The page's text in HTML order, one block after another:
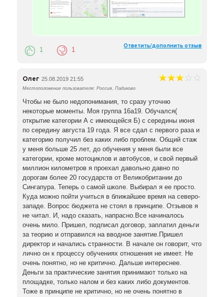
Ответить/дополнить отзыв
1 1
Олег 25.08.2019 21:55
Местоположение пользователя: Россия, Падиково
Чтобы не было недопонимания, то сразу уточню
некоторые моменты. Моя группа 16а19. Обучался(
открытие категории А с имеющейся Б) с середины июня
по середину августа 19 года. Я все сдал с первого раза и
категорию получил без каких либо проблем. Общий стаж
у меня больше 25 лет, до обучения у меня были все
категории, кроме мотоциклов и автобусов, и свой первый
миллион километров я проехал давольно давно по
дорогам более 20 государств от Великобритании до
Сингапура. Теперь о самой школе. Выбирал я ее просто.
Куда можно пойти учиться в ближайшее время на северо-
западе. Вопрос бюджета не стоял в принципе. Отзывов я
не читал. И, надо сказать, напрасно.Все начиналось
очень мило. Пришел, подписал договор, заплатил деньги
за теорию и отправился на вводное занятие.Пришел
директор и начались странности. В начале он говорит, что
лично он к процессу обучениях отношения не имеет. Не
очень понятно, но не критично. Дальше интереснее.
Деньги за практические занятия принимают только на
площадке, только налом и без каких либо документов.
Тоже в принципе не критично, но не очень понятно в